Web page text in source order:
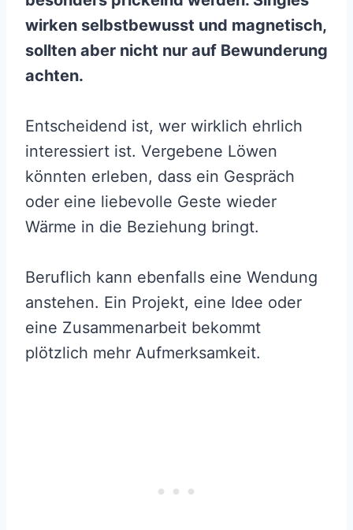
wirken selbstbewusst und magnetisch,
sollten aber nicht nur auf Bewunderung
achten.
Entscheidend ist, wer wirklich ehrlich
interessiert ist. Vergebene Löwen
könnten erleben, dass ein Gespräch
oder eine liebevolle Geste wieder
Wärme in die Beziehung bringt.
Beruflich kann ebenfalls eine Wendung
anstehen. Ein Projekt, eine Idee oder
eine Zusammenarbeit bekommt
plötzlich mehr Aufmerksamkeit.